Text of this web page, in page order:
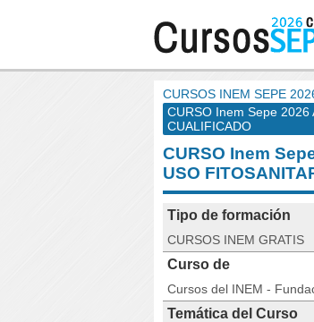
CURSOS INEM SEPE
CURSO Inem Sepe 2026
CUALIFICADO
CURSO Inem
USO
Tipo de formación
CURSOS INEM GRATIS
Curso de
Cursos del INEM -
Temática del Curso